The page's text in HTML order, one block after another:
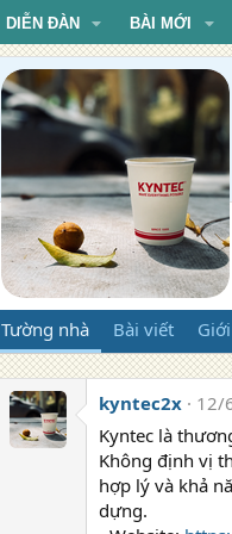
DIỄN ĐÀN BÀI MỚI
Tường nhà Bài viết
kyntec2x
12/
Kyntec là
Không định vị
hợp lý và khả
dựng.